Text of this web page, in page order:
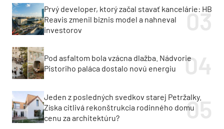
Prvý developer, ktorý začal stavať kancelárie: HB
Reavis zmenil biznis model a nahneval
investorov
Pod asfaltom bola vzácna dlažba. Nádvorie
Pistoriho paláca dostalo novú energiu
Jeden z posledných svedkov starej Petržalky.
Získa citlivá rekonštrukcia rodinného domu
cenu za architektúru?